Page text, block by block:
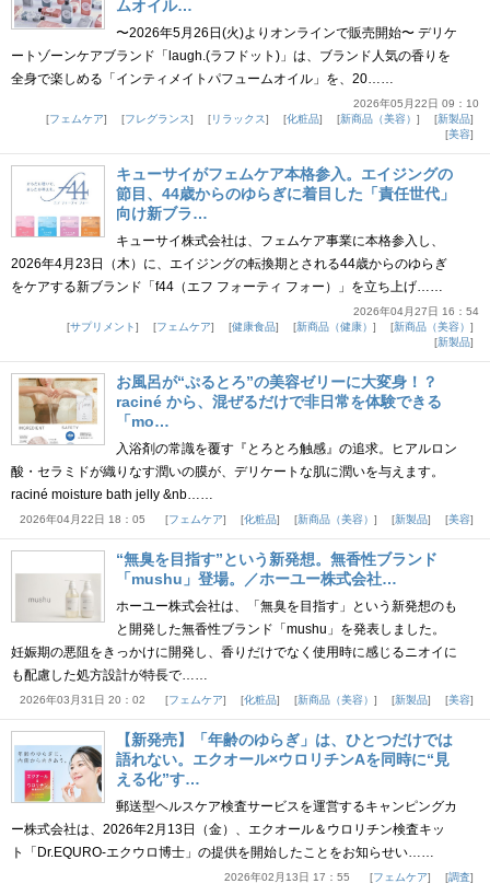
ムオイル…
〜2026年5月26日(火)よりオンラインで販売開始〜 デリケ
ートゾーンケアブランド「laugh.(ラフドット)」は、ブランド人気の香りを
全身で楽しめる「インティメイトパフュームオイル」を、20……
2026年05月22日 09：10
フェムケア
フレグランス リラックス 化粧品 新商品（美容）
新製品
美容
キューサイがフェムケア本格参入。エイジングの
節目、44歳からのゆらぎに着目した「責任世代」
向け新ブラ…
キューサイ株式会社は、フェムケア事業に本格参入し、
2026年4月23日（木）に、エイジングの転換期とされる44歳からのゆらぎ
をケアする新ブランド「f44（エフ フォーティ フォー）」を立ち上げ……
2026年04月27日 16：54
サプリメント
フェムケア 健康食品 新商品（健康）
新商品（美容）
新製品
お風呂が“ぷるとろ”の美容ゼリーに大変身！？
raciné から、混ぜるだけで非日常を体験できる
「mo…
入浴剤の常識を覆す『とろとろ触感』の追求。ヒアルロン
酸・セラミドが織りなす潤いの膜が、デリケートな肌に潤いを与えます。
raciné moisture bath jelly &nb……
2026年04月22日 18：05 フェムケア 化粧品 新商品（美容） 新製品 美容
“無臭を目指す”という新発想。無香性ブランド
「mushu」登場。／ホーユー株式会社…
ホーユー株式会社は、「無臭を目指す」という新発想のも
と開発した無香性ブランド「mushu」を発表しました。
妊娠期の悪阻をきっかけに開発し、香りだけでなく使用時に感じるニオイに
も配慮した処方設計が特長で……
2026年03月31日 20：02 フェムケア 化粧品 新商品（美容） 新製品 美容
【新発売】「年齢のゆらぎ」は、ひとつだけでは
語れない。エクオール×ウロリチンAを同時に“見
える化”す…
郵送型ヘルスケア検査サービスを運営するキャンピングカ
ー株式会社は、2026年2月13日（金）、エクオール＆ウロリチン検査キッ
ト「Dr.EQURO-エクウロ博士」の提供を開始したことをお知らせい……
2026年02月13日 17：55 フェムケア 調査